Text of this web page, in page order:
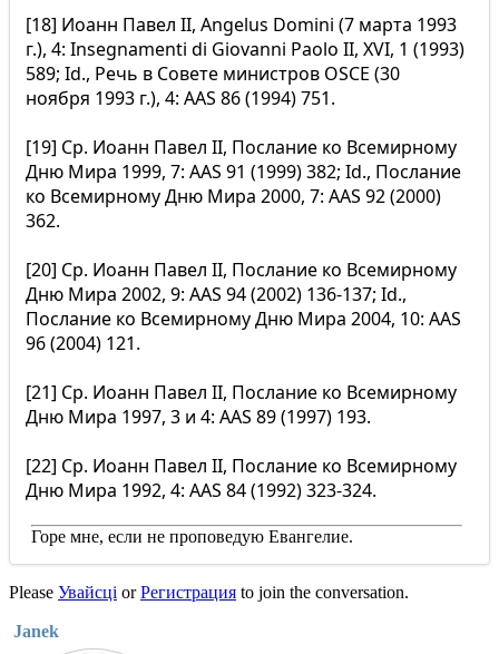
[18] Иоанн Павел II, Angelus Domini (7 марта 1993
г.), 4: Insegnamenti di Giovanni Paolo II, XVI, 1 (1993)
589; Id., Речь в Совете министров OSCE (30
ноября 1993 г.), 4: AAS 86 (1994) 751.
[19] Ср. Иоанн Павел II, Послание ко Всемирному
Дню Мира 1999, 7: AAS 91 (1999) 382; Id., Послание
ко Всемирному Дню Мира 2000, 7: AAS 92 (2000)
362.
[20] Ср. Иоанн Павел II, Послание ко Всемирному
Дню Мира 2002, 9: AAS 94 (2002) 136-137; Id.,
Послание ко Всемирному Дню Мира 2004, 10: AAS
96 (2004) 121.
[21] Ср. Иоанн Павел II, Послание ко Всемирному
Дню Мира 1997, 3 и 4: AAS 89 (1997) 193.
[22] Ср. Иоанн Павел II, Послание ко Всемирному
Дню Мира 1992, 4: AAS 84 (1992) 323-324.
Горе мне, если не проповедую Евангелие.
Please Увайсці orРегистрация to join the conversation.
Janek